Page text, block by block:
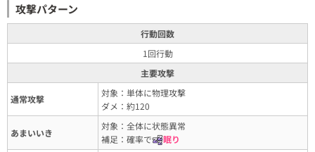
攻撃パターン
行動回数
1回行動
主要攻撃
通常攻撃
対象：単体に物理攻撃
ダメ：約120
あまいいき
対象：全体に状態異常
補足：確率で
眠り